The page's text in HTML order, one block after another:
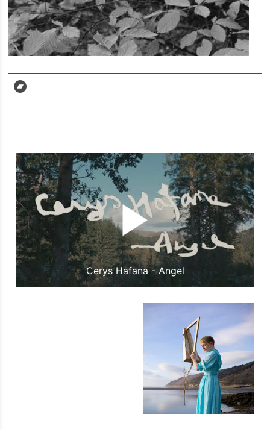
Cerys Hafana - Angel